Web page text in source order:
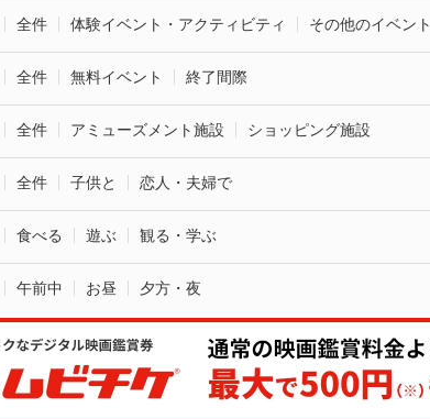
全件 体験イベント・アクティビティ その他のイベント
全件 無料イベント 終了間際
全件 アミューズメント施設 ショッピング施設
全件 子供と 恋人・夫婦で
食べる 遊ぶ 観る・学ぶ
午前中 お昼 夕方・夜